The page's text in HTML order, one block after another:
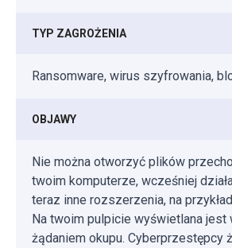
TYP ZAGROŻENIA
Ransomware, wirus szyfrowania,
OBJAWY
Nie można otworzyć plików
twoim komputerze, wcześniej
teraz inne rozszerzenia, na
Na twoim pulpicie wyświetlana jest
żądaniem okupu. Cyberprzestępcy